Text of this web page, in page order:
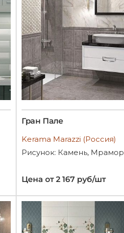
Гран Пале
Kerama Marazzi (Россия)
Рисунок: Камень, Мрамор
Цена от 2 167 руб/шт